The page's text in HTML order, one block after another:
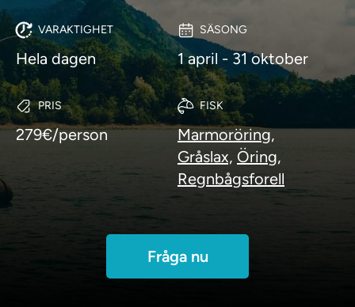
VARAKTIGHET
Hela dagen
SÄSONG
1 april - 31 oktober
PRIS
279€/person
FISK
Marmoröring,
Gråslax, Öring,
Regnbågsforell
Fråga nu